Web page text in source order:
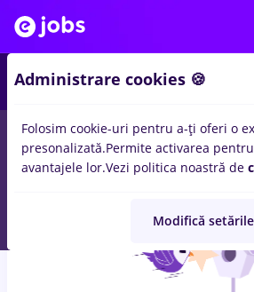
locuri de muncaafter effects in
experienta
Administrare cookies 🍪
Folosim cookie-uri pentru a-ți oferi o
presonalizată.Permite activarea
avantajele lor.Vezi politica noastră de
Modifică setările